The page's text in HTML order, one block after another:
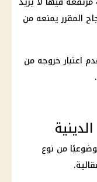
المقرر يمنعه من
اعتبار خروجه من
على 25 سؤالًا موضوعيًا من نوع